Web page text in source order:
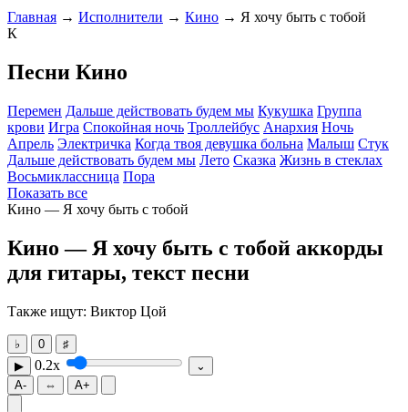
Главная → Исполнители → Кино → Я хочу быть с тобой
К
Песни Кино
Перемен Дальше действовать будем мы Кукушка Группа
крови Игра Спокойная ночь Троллейбус Анархия Ночь
Апрель Электричка Когда твоя девушка больна Малыш Стук
Дальше действовать будем мы Лето Сказка Жизнь в стеклах
Восьмиклассница Пора
Показать все
Кино — Я хочу быть с тобой
Кино — Я хочу быть с тобой аккорды
для гитары, текст песни
Также ищут: Виктор Цой
♭ 0
♯
▶
0.2x
⌄
A-
⇔ A+